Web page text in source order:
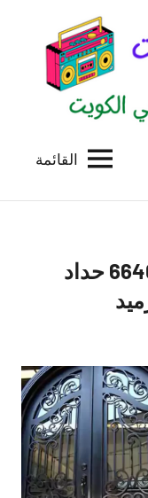
القائمة
حداد القادسية هندي 66405051 حداد